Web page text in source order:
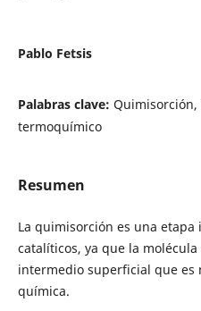
Pablo Fetsis
Palabras clave: Quimisorción,
termoquímico
Resumen
La quimisorción es una
catalíticos, ya que la
intermedio superficial que es
química.